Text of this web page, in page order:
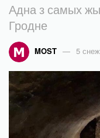
Адна з самых
Гродне
MOST 5